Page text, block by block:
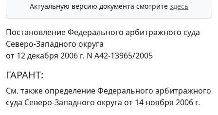
Актуальную версию документа смотрите здесь
Постановление Федерального арбитражного суда
Северо-Западного округа
от 12 декабря 2006 г. N А42-13965/2005
ГАРАНТ:
См. также определение Федерального арбитражного
суда Северо-Западного округа от 14 ноября 2006 г.